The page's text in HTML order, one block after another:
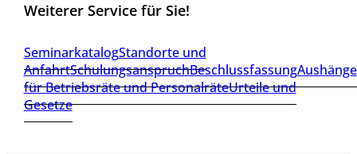
Weiterer Service für Sie!
SeminarkatalogStandorte und
AnfahrtSchulungsanspruchBeschlussfassungAushänge
für Betriebsräte und PersonalräteUrteile und
Gesetze